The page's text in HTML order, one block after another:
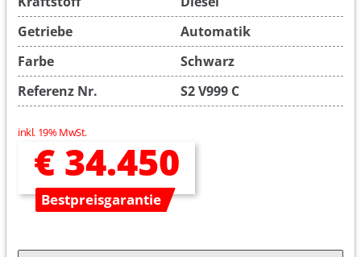
Getriebe
Automatik
Farbe
Schwarz
Referenz Nr.
S2 V999 C
inkl. 19% MwSt.
€ 34.450
Bestpreisgarantie